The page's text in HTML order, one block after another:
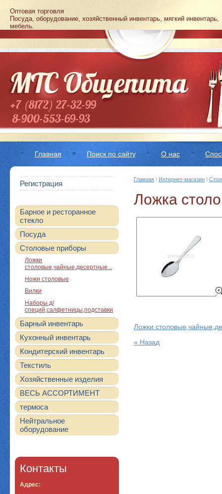
Главная Поиск по сайту О нас
Оптовая торговля
Посуда, оборудование, хозяйственный инвентарь, мягкий инвентарь,
мебель.
+7 (8172) 27-32-99
8-900-553-69-93
8-960-291-51-50
Главная \ Интернет-магазин \
Ложка
Ложки
« Назад
Регистрация
Барное и ресторанное
стекло
Посуда
Столовые приборы
Ложки
столовые,чайные,десертные...
Ножи столовые
Вилки
Наборы д/
специй,салфетницы,подставки
Барный инвентарь
Кухонный инвентарь
Кондитерский инвентарь
Текстиль
Хозяйственные изделия
ВЕСЬ АССОРТИМЕНТ
термоса
Нейтральное
оборудование
Контакты
Адрес: